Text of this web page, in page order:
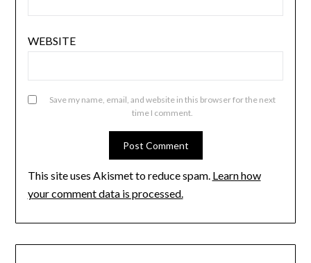
WEBSITE
Save my name, email, and website in this browser for the next
time I comment.
This site uses Akismet to reduce spam. Learn how
your comment data is processed.